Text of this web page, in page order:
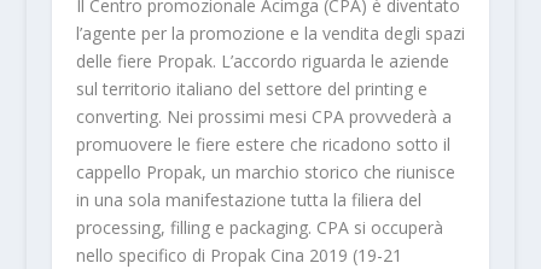
Il Centro promozionale Acimga (CPA) è diventato
l’agente per la promozione e la vendita degli spazi
delle fiere Propak. L’accordo riguarda le aziende
sul territorio italiano del settore del printing e
converting. Nei prossimi mesi CPA provvederà a
promuovere le fiere estere che ricadono sotto il
cappello Propak, un marchio storico che riunisce
in una sola manifestazione tutta la filiera del
processing, filling e packaging. CPA si occuperà
nello specifico di Propak Cina 2019 (19-21